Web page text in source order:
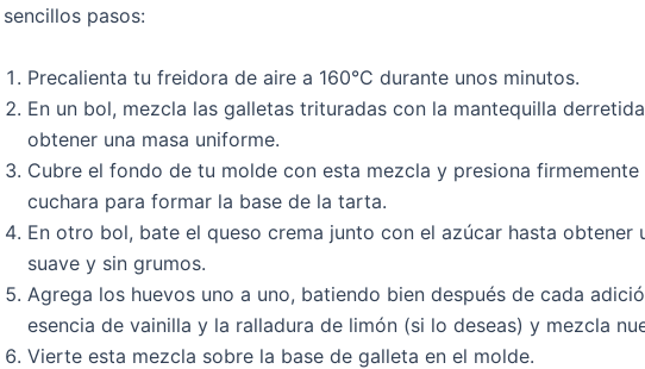
sencillos pasos:
Precalienta tu freidora de aire a 160°C durante unos minutos.
En un bol, mezcla las galletas trituradas con la mantequilla
obtener una masa uniforme.
Cubre el fondo de tu molde con esta mezcla y presiona firmemente
cuchara para formar la base de la tarta.
En otro bol, bate el queso crema junto con el azúcar hasta obtener
suave y sin grumos.
Agrega los huevos uno a uno, batiendo bien después de cada
esencia de vainilla y la ralladura de limón (si lo deseas) y mezcla
Vierte esta mezcla sobre la base de galleta en el molde.